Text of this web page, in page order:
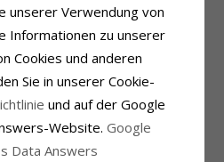
unserer Verwendung von
Informationen zu unserer
Cookies und anderen
Sie in unserer Cookie-
und auf der Google
Website. Google
Data Answers